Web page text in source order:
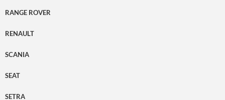
RANGE ROVER
RENAULT
SCANIA
SEAT
SETRA